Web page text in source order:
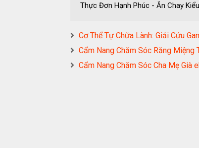
Thực Đơn Hạnh Phúc - Ăn Chay
Cơ Thể Tự Chữa Lành: Giải Cứu
Cẩm Nang Chăm Sóc Răng
Cẩm Nang Chăm Sóc Cha Mẹ Già